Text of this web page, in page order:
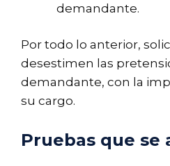
demandante.
Por todo lo anterior,
desestimen las
demandante, con la
su cargo.
Pruebas que se